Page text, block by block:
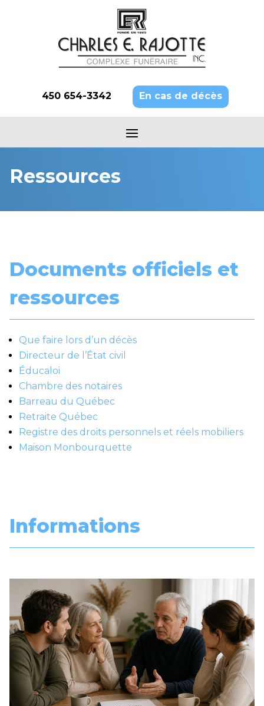
450 654-3342 En cas de décès
Ressources
Documents officiels et
ressources
Que faire lors d’un décès
Directeur de l’État civil
Éducaloi
Chambre des notaires
Barreau du Québec
Retraite Québec
Registre des droits personnels et réels mobiliers
Maison Monbourquette
Informations